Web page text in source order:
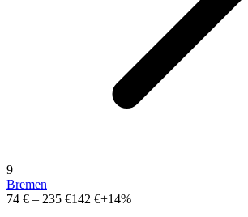
9
Bremen
74 € – 235 €142 €+14%